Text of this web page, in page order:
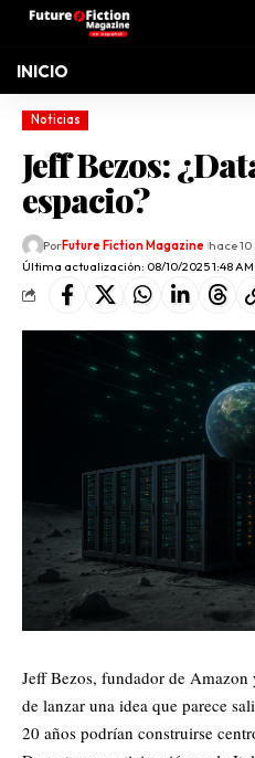
INICIO
Noticias
Jeff Bezos:
espacio?
Última actualización: 08/10/2025 1:48 AM
PorFuture Fiction Magazine hace
Jeff Bezos, fundador de
de lanzar una idea que parece
20 años podrían construirse